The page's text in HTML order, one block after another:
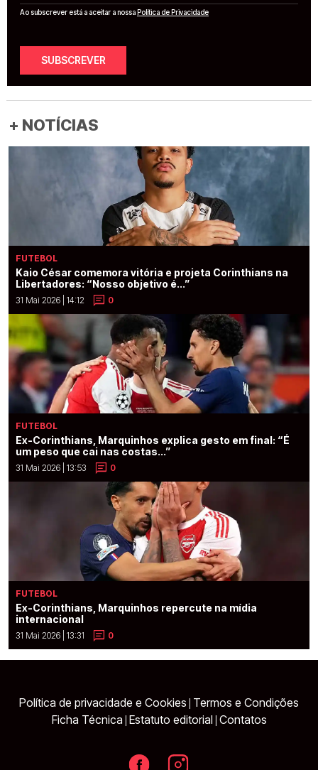
Ao subscrever está a aceitar a nossaPolítica de Privacidade
SUBSCREVER
+ NOTÍCIAS
FUTEBOL
Kaio César comemora vitória e projeta Corinthians na
Libertadores: “Nosso objetivo é...”
31 Mai 2026 | 14:12 0
FUTEBOL
Ex-Corinthians, Marquinhos explica gesto em final: “É
um peso que cai nas costas...”
31 Mai 2026 | 13:53 0
FUTEBOL
Ex-Corinthians, Marquinhos repercute na mídia
internacional
31 Mai 2026 | 13:31 0
Política de privacidade e Cookies Termos e Condições
Ficha Técnica Estatuto editorial Contatos